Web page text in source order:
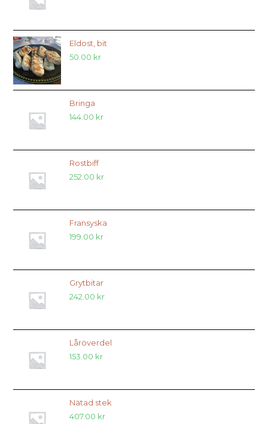
Eldost, bit
50.00 kr
Bringa
144.00 kr
Rostbiff
252.00 kr
Fransyska
199.00 kr
Grytbitar
242.00 kr
Låröverdel
153.00 kr
Nätad stek
407.00 kr